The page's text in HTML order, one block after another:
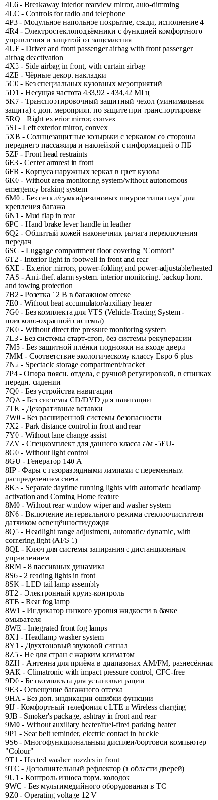
4L6 - Breakaway interior rearview mirror, auto-dimming
4LC - Controls for radio and telephone
4P3 - Модульное напольное покрытие, сзади, исполнение 4
4R4 - Электростеклоподъёмники с функцией комфортного
управления и защитой от защемления
4UF - Driver and front passenger airbag with front passenger
airbag deactivation
4X3 - Side airbag in front, with curtain airbag
4ZE - Чёрные декор. накладки
5C0 - Без специальных кузовных мероприятий
5D1 - Несущая частота 433,92 - 434,42 МГц
5K7 - Транспортировочный защитный чехол (минимальная
защита) с доп. мероприят. по защите при транспортировке
5RQ - Right exterior mirror, convex
5SJ - Left exterior mirror, convex
5XB - Солнцезащитные козырьки с зеркалом со стороны
переднего пассажира и наклейкой с информацией о ПБ
5ZF - Front head restraints
6E3 - Center armrest in front
6FR - Корпуса наружных зеркал в цвет кузова
6K0 - Without area monitoring system/without autonomous
emergency braking system
6M0 - Без сетки/сумки/резиновых шнуров типа паук' для
крепления багажа
6N1 - Mud flap in rear
6PC - Hand brake lever handle in leather
6Q2 - Обшитый кожей наконечник рычага переключения
передач
6SG - Luggage compartment floor covering "Comfort"
6T2 - Interior light in footwell in front and rear
6XE - Exterior mirrors, power-folding and power-adjustable/heated
7AS - Anti-theft alarm system, interior monitoring, backup horn,
and towing protection
7B2 - Розетка 12 В в багажном отсеке
7E0 - Without heat accumulator/auxiliary heater
7G0 - Без комплекта для VTS (Vehicle-Tracing System -
поисково-охранной системы)
7K0 - Without direct tire pressure monitoring system
7L3 - Без системы старт-стоп, без системы рекуперации
7M5 - Без защитной плёнки подножки на входе двери
7MM - Соответствие экологическому классу Евро 6 plus
7N2 - Spectacle storage compartment/bracket
7P4 - Опора поясн. отдела, с ручной регулировкой, в спинках
передн. сидений
7Q0 - Без устройства навигации
7QA - Без системы CD/DVD для навигации
7TK - Декоративные вставки
7W0 - Без расширенной системы безопасности
7X2 - Park distance control in front and rear
7Y0 - Without lane change assist
7ZV - Спецкомплект для данного класса а/м -5EU-
8G0 - Without light control
8GU - Генератор 140 А
8IP - Фары с газоразрядными лампами с переменным
распределением света
8K3 - Separate daytime running lights with automatic headlamp
activation and Coming Home feature
8M0 - Without rear window wiper and washer system
8N6 - Включение интервального режима стеклоочистителя
датчиком освещённости/дождя
8Q5 - Headlight range adjustment, automatic/ dynamic, with
cornering light (AFS 1)
8QL - Ключ для системы запирания с дистанционным
управлением
8RM - 8 пассивных динамика
8S6 - 2 reading lights in front
8SK - LED tail lamp assembly
8T2 - Электронный круиз-контроль
8TB - Rear fog lamp
8W1 - Индикатор низкого уровня жидкости в бачке
омывателя
8WE - Integrated front fog lamps
8X1 - Headlamp washer system
8Y1 - Двухтоновый звуковой сигнал
8Z5 - Не для стран с жарким климатом
8ZH - Антенна для приёма в диапазонах AM/FM, разнесённая
9AK - Climatronic with impact pressure control, CFC-free
9D0 - Без комплекта для установки рации
9E3 - Освещение багажного отсека
9HA - Без доп. индикации ошибки функции
9IJ - Комфортный телефония с LTE и Wireless charging
9JB - Smoker's package, ashtray in front and rear
9M0 - Without auxiliary heater/fuel-fired parking heater
9P1 - Seat belt reminder, electric contact in buckle
9S6 - Многофункциональный дисплей/бортовой компьютер
"Colour"
9T1 - Heated washer nozzles in front
9TC - Дополнительный рефлектор (в области дверей)
9U1 - Контроль износа торм. колодок
9WC - Без мультимедийного оборудования в ТС
9Z0 - Operating voltage 12 V